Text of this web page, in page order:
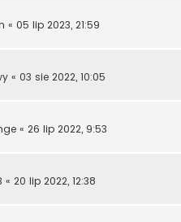
« 05 lip 2023, 21:59
« 03 sie 2022, 10:05
« 26 lip 2022, 9:53
« 20 lip 2022, 12:38